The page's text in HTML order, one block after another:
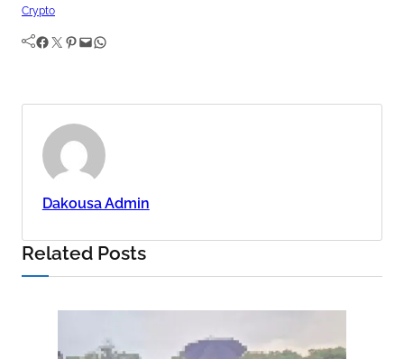
Crypto
Facebook Twitter Pinterest Mail WhatsApp
Dakousa Admin
Related Posts